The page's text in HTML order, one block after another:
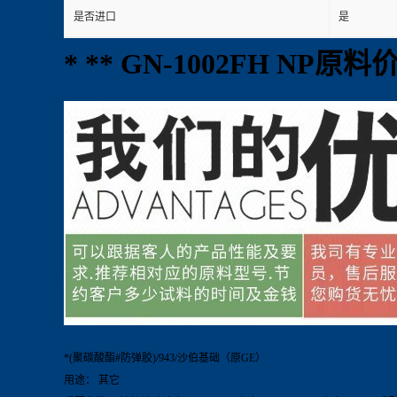
是否进口 是
* ** GN-1002FH NP原料
*(聚碳酸酯#防弹胶)/943/沙伯基础（原GE）
用途： 其它